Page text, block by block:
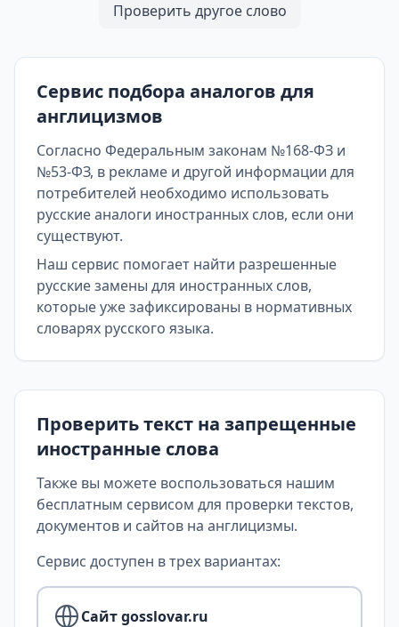
Проверить другое слово
Сервис подбора аналогов для
англицизмов
Согласно Федеральным законам №168-ФЗ и
№53-ФЗ, в рекламе и другой информации для
потребителей необходимо использовать
русские аналоги иностранных слов, если они
существуют.
Наш сервис помогает найти разрешенные
русские замены для иностранных слов,
которые уже зафиксированы в нормативных
словарях русского языка.
Проверить текст на запрещенные
иностранные слова
Также вы можете воспользоваться нашим
бесплатным сервисом для проверки текстов,
документов и сайтов на англицизмы.
Сервис доступен в трех вариантах:
Сайт gosslovar.ru